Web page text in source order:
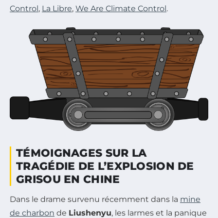
Control, La Libre, We Are Climate Control.
TÉMOIGNAGES SUR LA
TRAGÉDIE DE L’EXPLOSION DE
GRISOU EN CHINE
Dans le drame survenu récemment dans la mine
de charbon de Liushenyu, les larmes et la panique